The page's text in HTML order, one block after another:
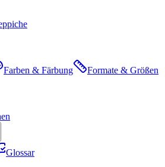
Farben & Färbung
Formate & Größen
Glossar